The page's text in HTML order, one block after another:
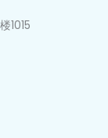
1015